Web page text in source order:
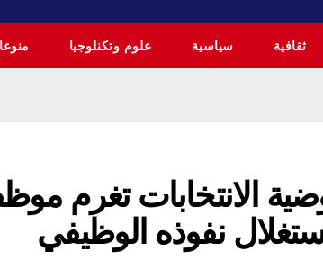
ثقافية سياسية علوم وتكنلوجيا
نفوذه الوظيفي